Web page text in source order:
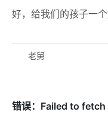
好，给我们的孩子一个
老舅